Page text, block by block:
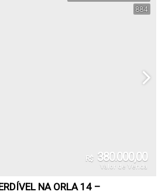
884
R$ 380.000,00
Valor de Venda
NA ORLA 14 –